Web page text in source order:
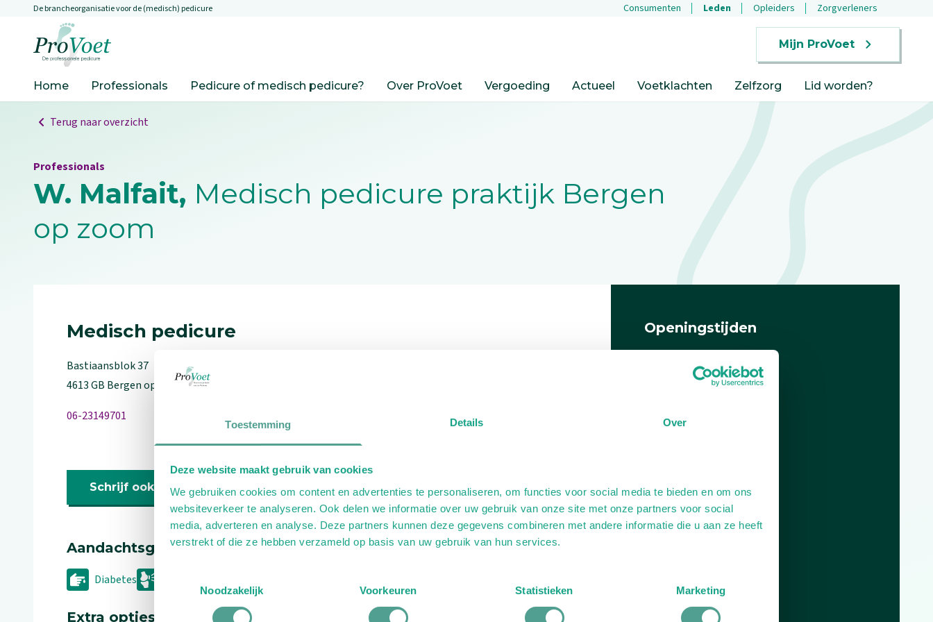
Toestemming Details Over
Deze website maakt gebruik van cookies
We gebruiken cookies om content en advertenties te personaliseren, om functies voor social media te bieden en om ons
websiteverkeer te analyseren. Ook delen we informatie over uw gebruik van onze site met onze partners voor social
media, adverteren en analyse. Deze partners kunnen deze gegevens combineren met andere informatie die u aan ze heeft
verstrekt of die ze hebben verzameld op basis van uw gebruik van hun services.
Toestemmingsselectie
Noodzakelijk
Voorkeuren Statistieken Marketing
Overslaan en naar de inhoud gaan
De brancheorganisatie voor de (medisch) pedicure Consumenten Leden Opleiders Zorgverleners
Mijn ProVoet
Home Professionals Pedicure of medisch pedicure? Over ProVoet Vergoeding Actueel Voetklachten Zelfzorg Lid worden?
Terug naar overzicht
Professionals
W. Malfait, Medisch pedicure praktijk Bergen
op zoom
Medisch pedicure
Bastiaansblok37
4613 GB Bergen op zoom
06-23149701
Schrijf ook een review
Aandachtsgebieden
Diabetes
Extra opties
Openingstijden
Plan je route